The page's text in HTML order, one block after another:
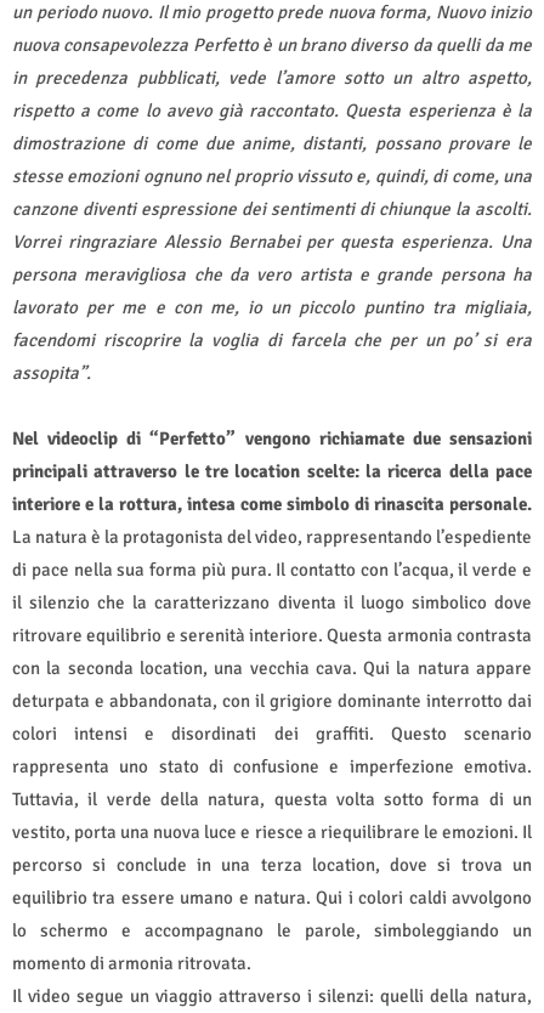
un periodo nuovo. Il mio progetto prede nuova forma, Nuovo inizio
nuova consapevolezza Perfetto è un brano diverso da quelli da me
in precedenza pubblicati, vede l’amore sotto un altro aspetto,
rispetto a come lo avevo già raccontato. Questa esperienza è la
dimostrazione di come due anime, distanti, possano provare le
stesse emozioni ognuno nel proprio vissuto e, quindi, di come, una
canzone diventi espressione dei sentimenti di chiunque la ascolti.
Vorrei ringraziare Alessio Bernabei per questa esperienza. Una
persona meravigliosa che da vero artista e grande persona ha
lavorato per me e con me, io un piccolo puntino tra migliaia,
facendomi riscoprire la voglia di farcela che per un po’ si era
assopita”.
Nel videoclip di “Perfetto” vengono richiamate due sensazioni
principali attraverso le tre location scelte: la ricerca della pace
interiore e la rottura, intesa come simbolo di rinascita personale.
La natura è la protagonista del video, rappresentando l’espediente
di pace nella sua forma più pura. Il contatto con l’acqua, il verde e
il silenzio che la caratterizzano diventa il luogo simbolico dove
ritrovare equilibrio e serenità interiore. Questa armonia contrasta
con la seconda location, una vecchia cava. Qui la natura appare
deturpata e abbandonata, con il grigiore dominante interrotto dai
colori intensi e disordinati dei graffiti. Questo scenario
rappresenta uno stato di confusione e imperfezione emotiva.
Tuttavia, il verde della natura, questa volta sotto forma di un
vestito, porta una nuova luce e riesce a riequilibrare le emozioni. Il
percorso si conclude in una terza location, dove si trova un
equilibrio tra essere umano e natura. Qui i colori caldi avvolgono
lo schermo e accompagnano le parole, simboleggiando un
momento di armonia ritrovata.
Il video segue un viaggio attraverso i silenzi: quelli della natura,